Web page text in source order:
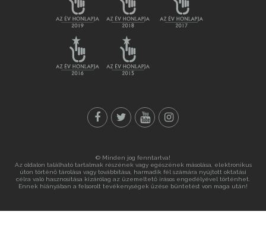
© Minden jog fenntartva!
Az oldalon található tartalmak részének vagy egészének másolása, elektronikus
úton történő tárolása vagy továbbítása, harmadik fél számára nyújtott oktatási
célra való hasznosítása kizárólag az üzemeltető írásos engedélyével történhet.
Ennek hiányában a felsorolt tevékenységek űzése büntetést von maga után!